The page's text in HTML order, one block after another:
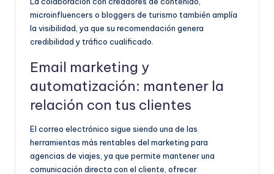
microinfluencers o bloggers de turismo también amplía
la visibilidad, ya que su recomendación genera
credibilidad y tráfico cualificado.
Email marketing y
automatización: mantener la
relación con tus clientes
El correo electrónico sigue siendo una de las
herramientas más rentables del marketing para
agencias de viajes, ya que permite mantener una
comunicación directa con el cliente, ofrecer